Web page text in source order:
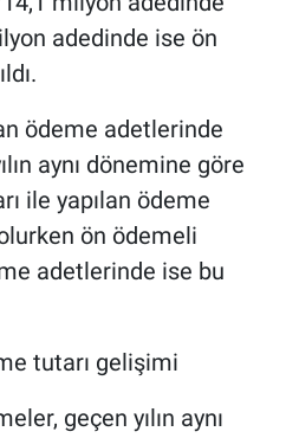
adedinde ise ön
ödeme adetlerinde
aynı dönemine göre
ile yapılan ödeme
ön ödemeli
adetlerinde ise bu
tutarı gelişimi
geçen yılın aynı